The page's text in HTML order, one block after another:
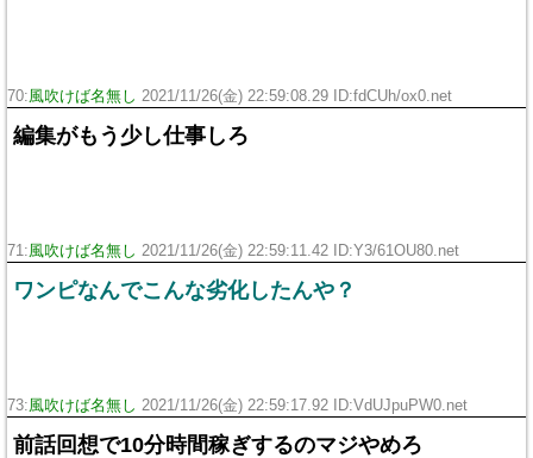
70:風吹けば名無し 2021/11/26(金) 22:59:08.29 ID:fdCUh/ox0.net
編集がもう少し仕事しろ
71:風吹けば名無し 2021/11/26(金) 22:59:11.42 ID:Y3/61OU80.net
ワンピなんでこんな劣化したんや？
73:風吹けば名無し 2021/11/26(金) 22:59:17.92 ID:VdUJpuPW0.net
前話回想で10分時間稼ぎするのマジやめろ